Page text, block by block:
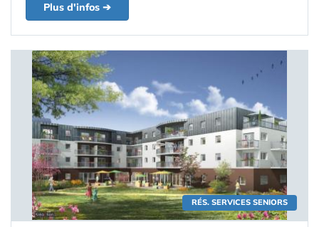
Plus d'infos ➔
RÉS. SERVICES SENIORS